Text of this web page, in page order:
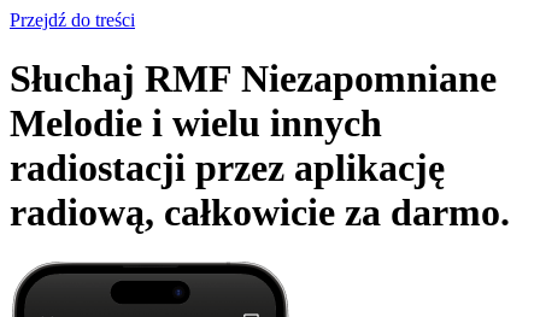
Przejdź do treści
Słuchaj RMF Niezapomniane
Melodie i wielu innych
radiostacji przez aplikację
radiową, całkowicie za darmo.